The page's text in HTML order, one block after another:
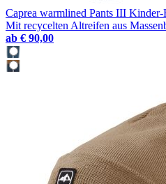
Caprea warmlined Pants III Kinder-
Mit recycelten Altreifen aus
ab € 90,00